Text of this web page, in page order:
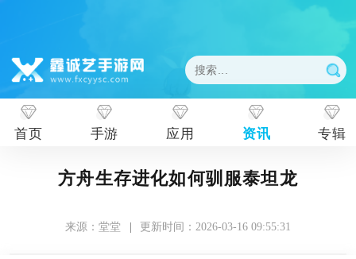
首页 手游 应用 资讯 专辑
方舟生存进化如何驯服泰坦龙
来源：堂堂 | 更新时间：2026-03-16 09:55:31